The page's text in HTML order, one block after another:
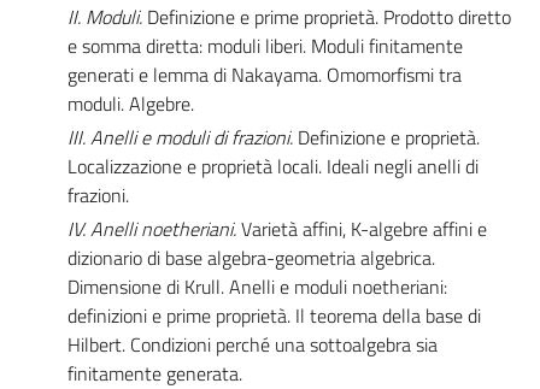
II. Moduli. Definizione e prime proprietà. Prodotto diretto
e somma diretta: moduli liberi. Moduli finitamente
generati e lemma di Nakayama. Omomorfismi tra
moduli. Algebre.
III. Anelli e moduli di frazioni. Definizione e proprietà.
Localizzazione e proprietà locali. Ideali negli anelli di
frazioni.
IV. Anelli noetheriani.Varietà affini, K-algebre affini e
dizionario di base algebra-geometria algebrica.
Dimensione di Krull. Anelli e moduli noetheriani:
definizioni e prime proprietà. Il teorema della base di
Hilbert. Condizioni perché una sottoalgebra sia
finitamente generata.